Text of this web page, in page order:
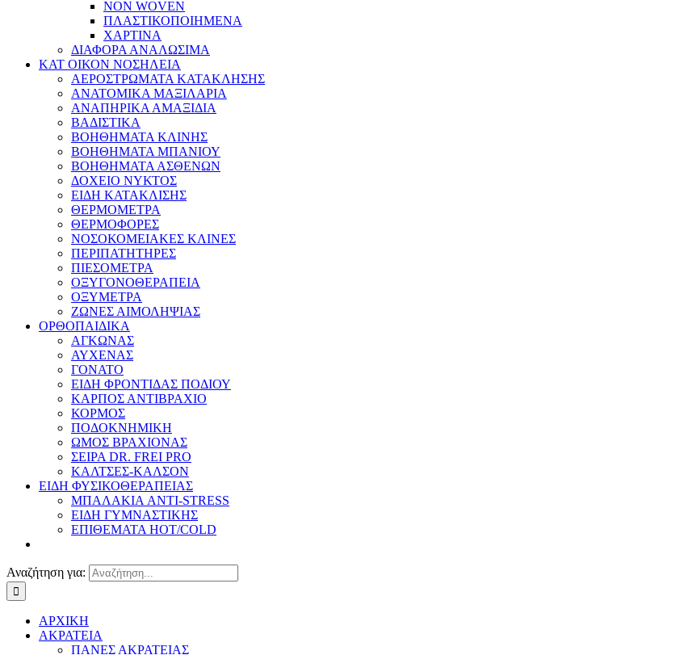
NON WOVEN
ΠΛΑΣΤΙΚΟΠΟΙΗΜΕΝΑ
ΧΑΡΤΙΝΑ
ΔΙΑΦΟΡΑ ΑΝΑΛΩΣΙΜΑ
ΚΑΤ ΟΙΚΟΝ ΝΟΣΗΛΕΙΑ
ΑΕΡΟΣΤΡΩΜΑΤΑ ΚΑΤΑΚΛΗΣΗΣ
ΑΝΑΤΟΜΙΚΑ ΜΑΞΙΛΑΡΙΑ
ΑΝΑΠΗΡΙΚΑ ΑΜΑΞΙΔΙΑ
ΒΑΔΙΣΤΙΚΑ
ΒΟΗΘΗΜΑΤΑ ΚΛΙΝΗΣ
ΒΟΗΘΗΜΑΤΑ ΜΠΑΝΙΟΥ
ΒΟΗΘΗΜΑΤΑ ΑΣΘΕΝΩΝ
ΔΟΧΕΙΟ ΝΥΚΤΟΣ
ΕΙΔΗ ΚΑΤΑΚΛΙΣΗΣ
ΘΕΡΜΟΜΕΤΡΑ
ΘΕΡΜΟΦΟΡΕΣ
ΝΟΣΟΚΟΜΕΙΑΚΕΣ ΚΛΙΝΕΣ
ΠΕΡΙΠΑΤΗΤΗΡΕΣ
ΠΙΕΣΟΜΕΤΡΑ
ΟΞΥΓΟΝΟΘΕΡΑΠΕΙΑ
ΟΞΥΜΕΤΡΑ
ΖΩΝΕΣ ΑΙΜΟΛΗΨΙΑΣ
ΟΡΘΟΠΑΙΔΙΚΑ
ΑΓΚΩΝΑΣ
ΑΥΧΕΝΑΣ
ΓΟΝΑΤΟ
ΕΙΔΗ ΦΡΟΝΤΙΔΑΣ ΠΟΔΙΟΥ
ΚΑΡΠΟΣ ΑΝΤΙΒΡΑΧΙΟ
ΚΟΡΜΟΣ
ΠΟΔΟΚΝΗΜΙΚΗ
ΩΜΟΣ ΒΡΑΧΙΟΝΑΣ
ΣΕΙΡΑ DR. FREI PRO
ΚΑΛΤΣΕΣ-ΚΑΛΣΟΝ
ΕΙΔΗ ΦΥΣΙΚΟΘΕΡΑΠΕΙΑΣ
ΜΠΑΛΑΚΙΑ ANTI-STRESS
ΕΙΔΗ ΓΥΜΝΑΣΤΙΚΗΣ
ΕΠΙΘΕΜΑΤΑ HOT/COLD
Αναζήτηση για:
ΑΡΧΙΚΗ
ΑΚΡΑΤΕΙΑ
ΠΑΝΕΣ ΑΚΡΑΤΕΙΑΣ